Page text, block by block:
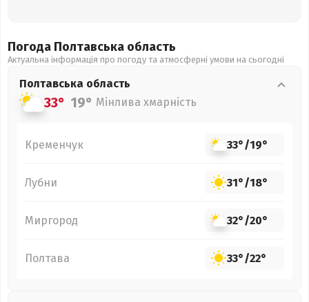
Погода Полтавська область
Актуальна інформація про погоду та атмосферні умови на сьогодні
Полтавська область
33° 19° Мінлива хмарність
Кременчук 33°/19°
Лубни 31°/18°
Миргород 32°/20°
Полтава 33°/22°